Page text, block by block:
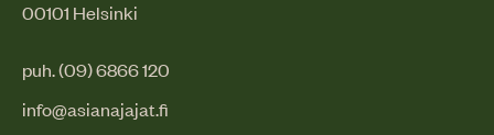
00101 Helsinki
puh. (09) 6866 120
info@asianajajat.fi